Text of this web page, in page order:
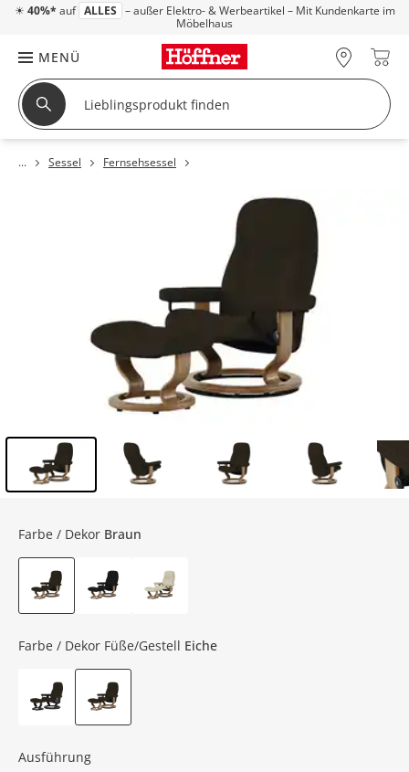
☀ 40%* auf ALLES – außer Elektro- & Werbeartikel – Mit Kundenkarte im
Möbelhaus
MENÜ
Sessel Fernsehsessel
Farbe / Dekor Braun
Farbe / Dekor Füße/Gestell Eiche
Ausführung